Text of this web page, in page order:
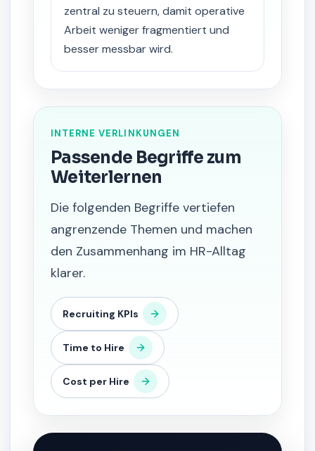
zentral zu steuern, damit operative
Arbeit weniger fragmentiert und
besser messbar wird.
INTERNE VERLINKUNGEN
Passende Begriffe zum
Weiterlernen
Die folgenden Begriffe vertiefen
angrenzende Themen und machen
den Zusammenhang im HR-Alltag
klarer.
Recruiting KPIs
Time to Hire
Cost per Hire